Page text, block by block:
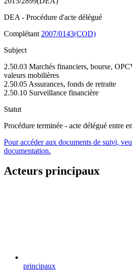
DEA - Procédure d'acte délégué
Complétant 2007/0143(COD)
Subject
2.50.03 Marchés financiers, bourse,
valeurs mobilières
2.50.05 Assurances, fonds de retraite
2.50.10 Surveillance financière
Statut
Procédure terminée - acte délégué entre
Pour accéder aux documents de suivi,
documentation.
Acteurs principaux
principaux